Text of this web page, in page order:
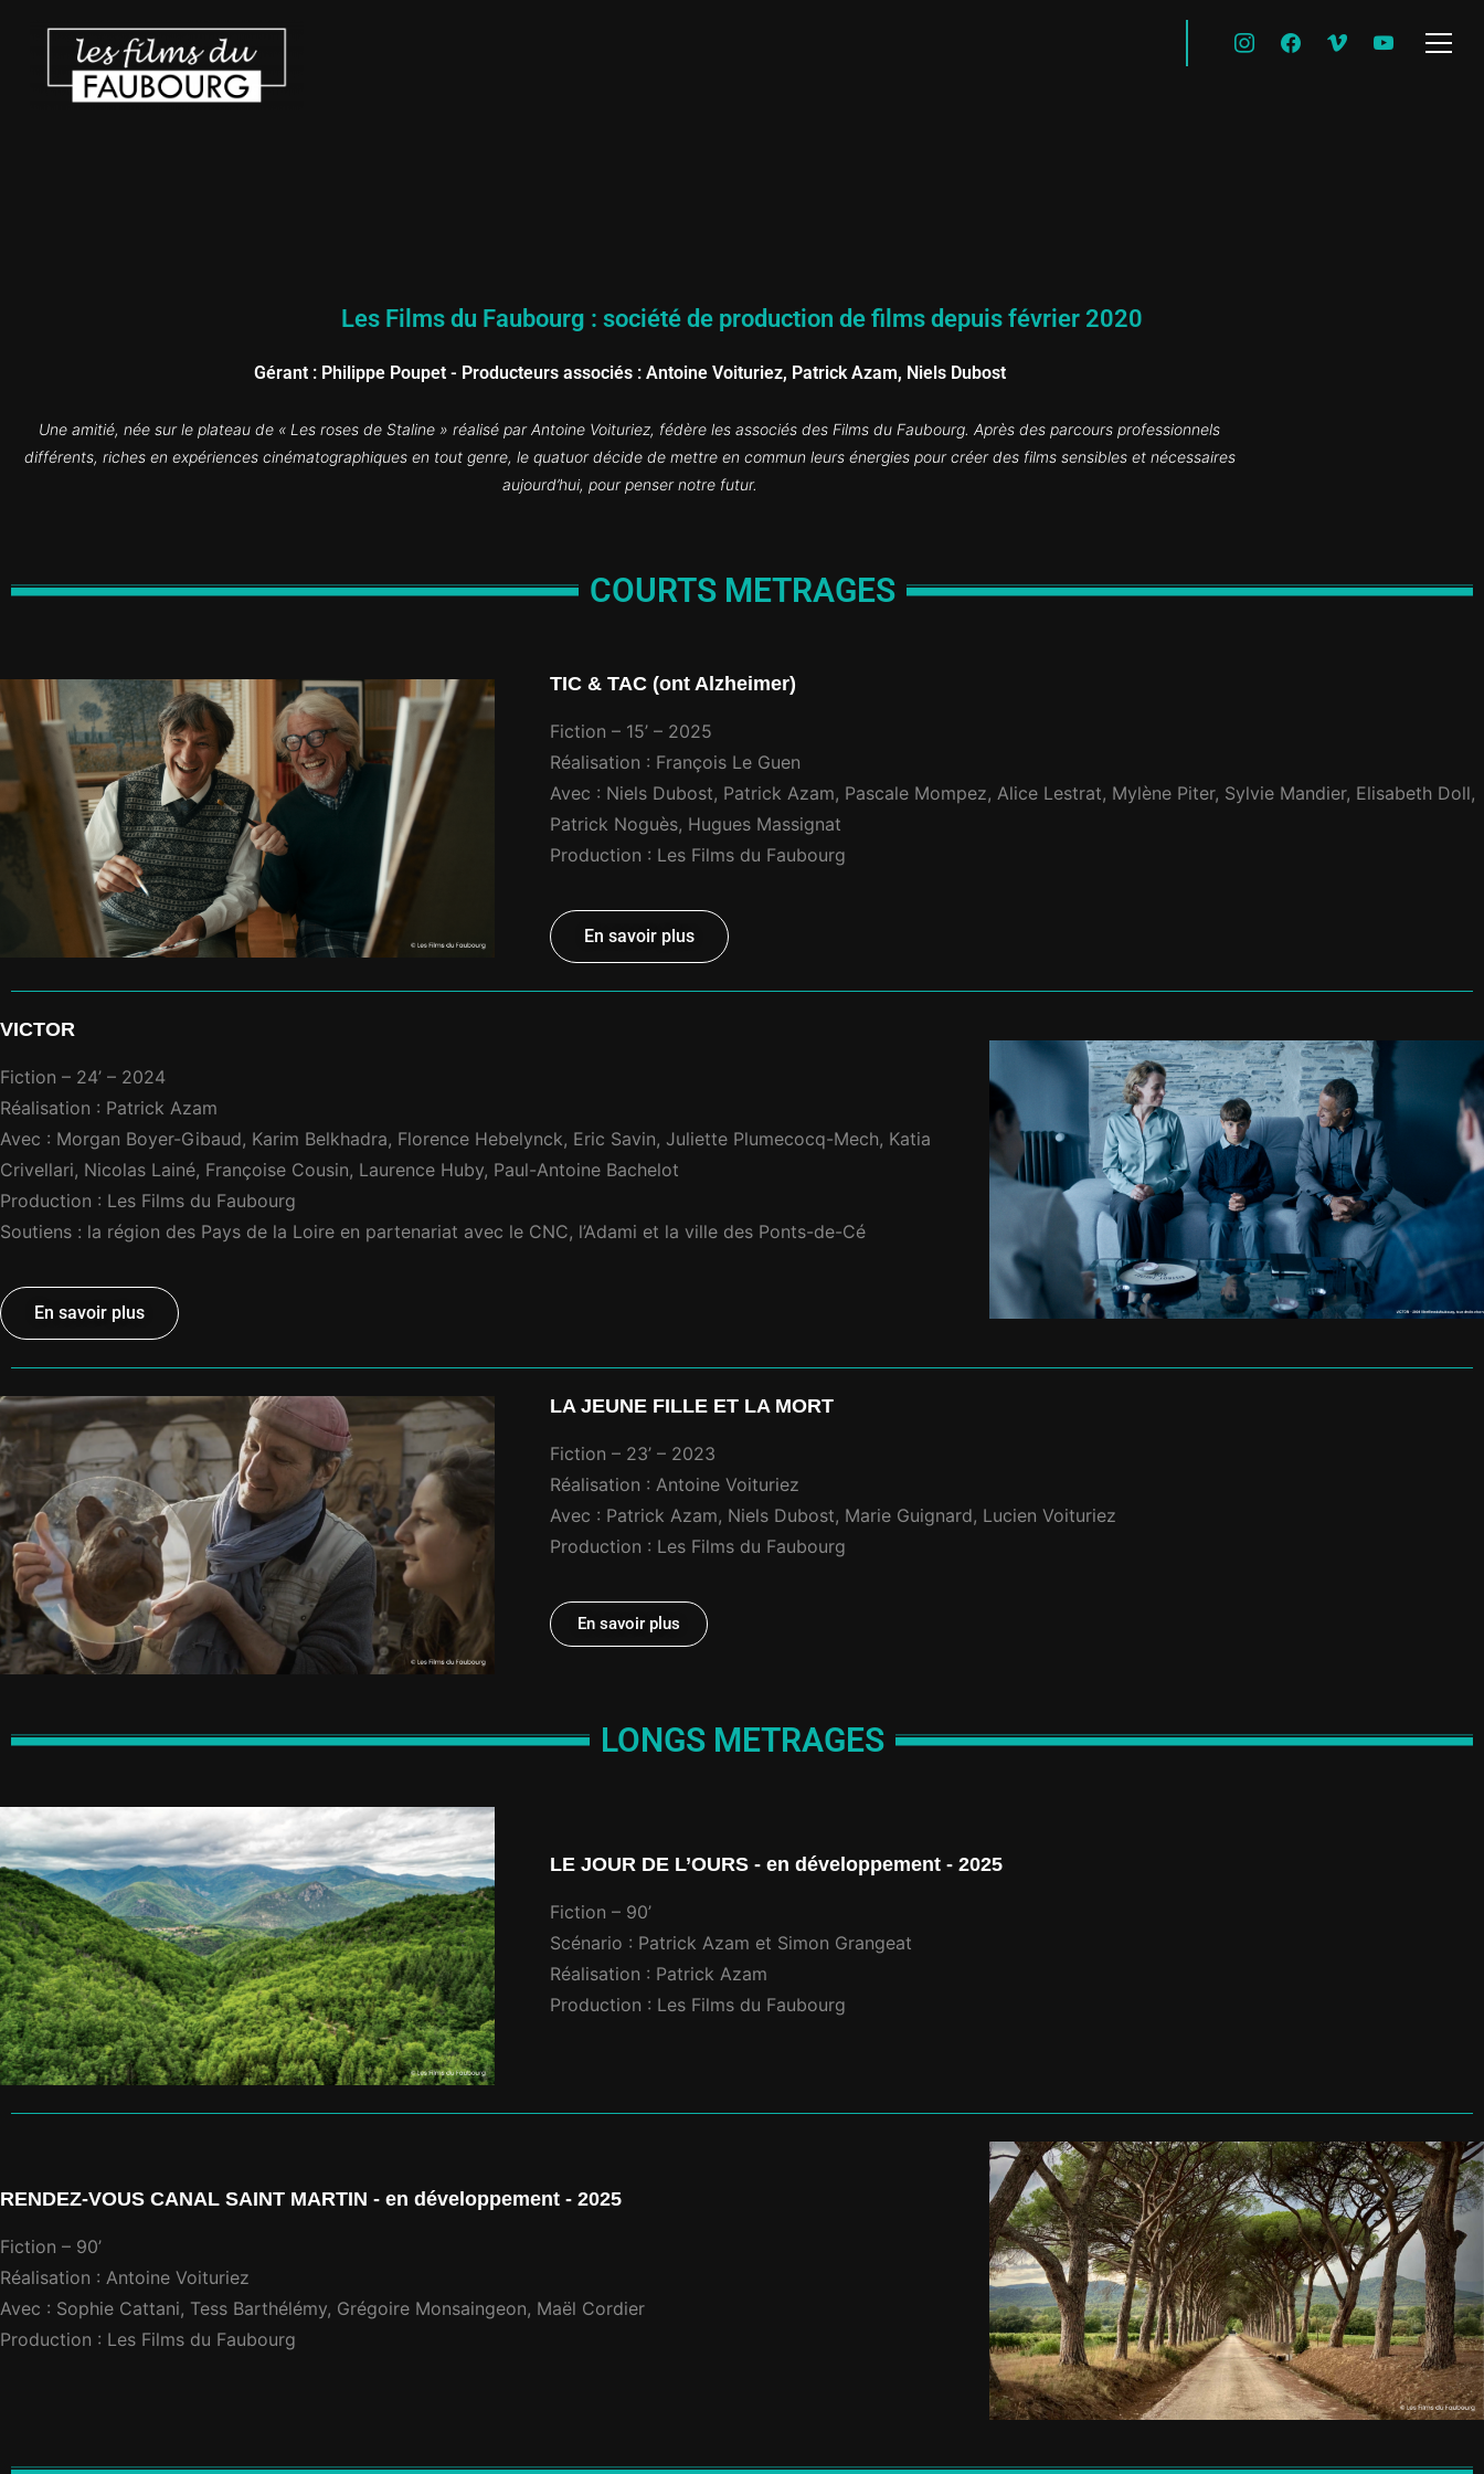
Info
Les Films du Faubourg : société de production de films depuis février 2020
Gérant : Philippe Poupet - Producteurs associés : Antoine Voituriez, Patrick Azam, Niels Dubost
Une amitié, née sur le plateau de « Les roses de Staline » réalisé par Antoine Voituriez, fédère les associés des Films du Faubourg. Après des parcours professionnels
différents, riches en expériences cinématographiques en tout genre, le quatuor décide de mettre en commun leurs énergies pour créer des films sensibles et nécessaires
aujourd’hui, pour penser notre futur.
COURTS METRAGES
TIC & TAC (ont Alzheimer)
Fiction – 15’ – 2025
Réalisation : François Le Guen
Avec : Niels Dubost, Patrick Azam, Pascale Mompez, Alice Lestrat, Mylène Piter, Sylvie Mandier, Elisabeth Doll,
Patrick Noguès, Hugues Massignat
Production : Les Films du Faubourg
En savoir plus
VICTOR
Fiction – 24’ – 2024
Réalisation : Patrick Azam
Avec : Morgan Boyer-Gibaud, Karim Belkhadra, Florence Hebelynck, Eric Savin, Juliette Plumecocq-Mech, Katia
Crivellari, Nicolas Lainé, Françoise Cousin, Laurence Huby, Paul-Antoine Bachelot
Production : Les Films du Faubourg
Soutiens : la région des Pays de la Loire en partenariat avec le CNC, l’Adami et la ville des Ponts-de-Cé
En savoir plus
LA JEUNE FILLE ET LA MORT
Fiction – 23’ – 2023
Réalisation : Antoine Voituriez
Avec : Patrick Azam, Niels Dubost, Marie Guignard, Lucien Voituriez
Production : Les Films du Faubourg
En savoir plus
LONGS METRAGES
LE JOUR DE L’OURS - en développement - 2025
Fiction – 90’
Scénario : Patrick Azam et Simon Grangeat
Réalisation : Patrick Azam
Production : Les Films du Faubourg
RENDEZ-VOUS CANAL SAINT MARTIN - en développement - 2025
Fiction – 90’
Réalisation : Antoine Voituriez
Avec : Sophie Cattani, Tess Barthélémy, Grégoire Monsaingeon, Maël Cordier
Production : Les Films du Faubourg